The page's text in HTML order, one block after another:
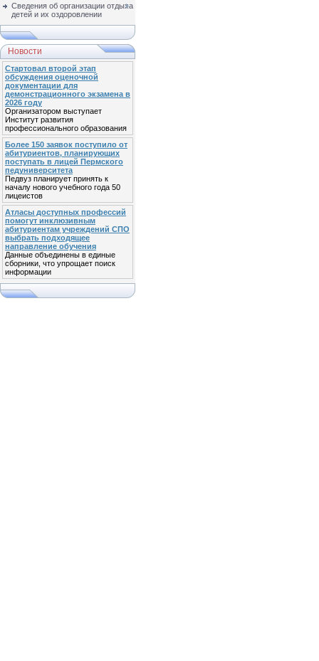
Сведения об организации отдыха
детей и их оздоровлении
Новости
Стартовал второй этап
обсуждения оценочной
документации для
демонстрационного экзамена в
2026 году
Организатором выступает
Институт развития
профессионального образования
Более 150 заявок поступило от
абитуриентов, планирующих
поступать в лицей Пермского
педуниверситета
Педвуз планирует принять к
началу нового учебного года 50
лицеистов
Атласы доступных профессий
помогут инклюзивным
абитуриентам учреждений СПО
выбрать подходящее
направление обучения
Данные объединены в единые
сборники, что упрощает поиск
информации